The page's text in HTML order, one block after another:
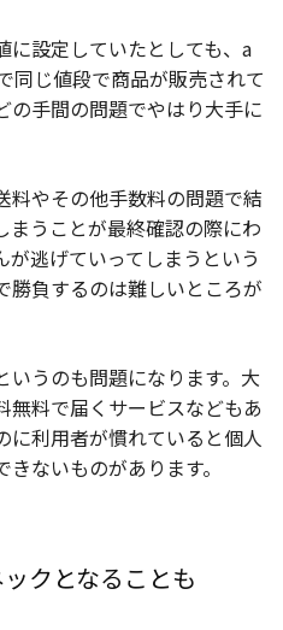
に設定していたとしても、a
同じ値段で商品が販売されて
の手間の問題でやはり大手に
料やその他手数料の問題で結
まうことが最終確認の際にわ
逃げていってしまうという
勝負するのは難しいところが
いうのも問題になります。大
無料で届くサービスなどもあ
に利用者が慣れていると個人
ないものがあります。
クとなることも